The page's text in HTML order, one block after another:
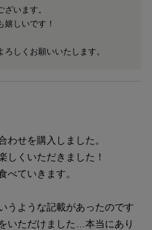
います。
しいです！
しくお願いいたします。
わせを購入しました。
しくいただきました！
べていきます。
うような記載があったのです
いただけました…本当にあり